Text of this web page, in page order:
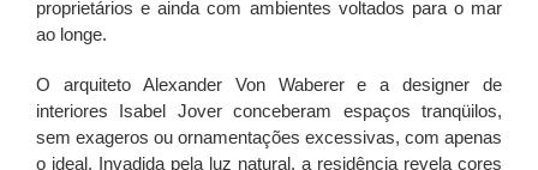
proprietários e ainda com ambientes voltados para o mar
ao longe.
O arquiteto Alexander Von Waberer e a designer de
interiores Isabel Jover conceberam espaços tranqüilos,
sem exageros ou ornamentações excessivas, com apenas
o ideal. Invadida pela luz natural, a residência revela cores